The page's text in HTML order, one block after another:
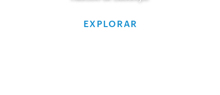
EXPLORAR